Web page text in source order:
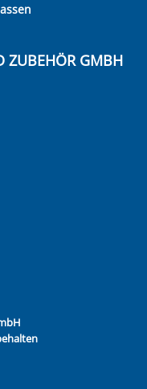
ZUBEHÖR GMBH